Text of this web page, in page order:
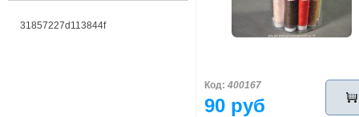
31857227d113844f
Код: 400167
90 руб